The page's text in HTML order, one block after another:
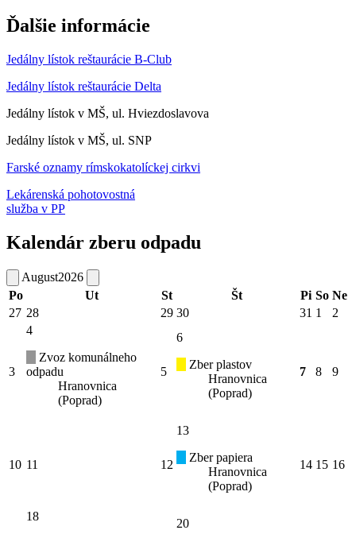
Ďalšie informácie
Jedálny lístok reštaurácie B-Club
Jedálny lístok reštaurácie Delta
Jedálny lístok v MŠ, ul. Hviezdoslavova
Jedálny lístok v MŠ, ul. SNP
Farské oznamy rímskokatolíckej cirkvi
Lekárenská pohotovostná
služba v PP
Kalendár zberu odpadu
August2026
Po
Ut St Št Pi So Ne
27 28 29 30 31 1 2
3
4
Zvoz komunálneho
odpadu
Hranovnica
(Poprad)
5
6
Zber plastov
Hranovnica
(Poprad)
7 8 9
10 11 12
13
Zber papiera
Hranovnica
(Poprad)
14 15 16
18
20